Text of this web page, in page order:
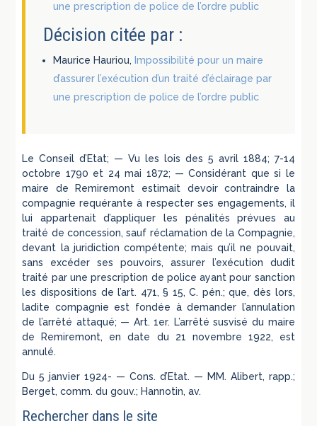
une prescription de police de l’ordre public
Décision citée par :
Maurice Hauriou, Impossibilité pour un maire
d’assurer l’exécution d’un traité d’éclairage par
une prescription de police de l’ordre public
Le Conseil d’Etat; — Vu les lois des 5 avril 1884; 7-14
octobre 1790 et 24 mai 1872; — Considérant que si le
maire de Remiremont estimait devoir contraindre la
compagnie requérante à respecter ses engagements, il
lui appartenait d’appliquer les pénalités prévues au
traité de concession, sauf réclamation de la Compagnie,
devant la juridiction compétente; mais qu’il ne pouvait,
sans excéder ses pouvoirs, assurer l’exécution dudit
traité par une prescription de police ayant pour sanction
les dispositions de l’art. 471, § 15, C. pén.; que, dès lors,
ladite compagnie est fondée à demander l’annulation
de l’arrêté attaqué; — Art. 1er. L’arrêté susvisé du maire
de Remiremont, en date du 21 novembre 1922, est
annulé.
Du 5 janvier 1924- — Cons. d’Etat. — MM. Alibert, rapp.;
Berget, comm. du gouv.; Hannotin, av.
Rechercher dans le site